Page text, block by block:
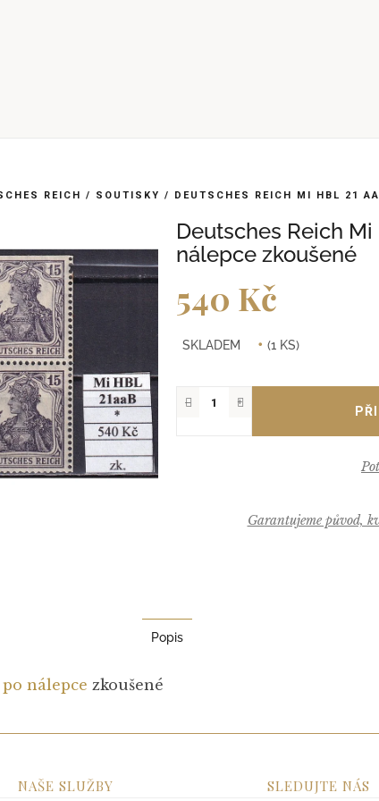
REICH / SOUTISKY / DEUTSCHES REICH MI HBL 21
Deutsches Reich Mi
nálepce zkoušené
540 Kč
cena:
SKLADEM (1 KS)
+
−
Garantujeme původ,
Popis
po nálepce zkoušené
NAŠE SLUŽBY SLEDUJTE NÁS